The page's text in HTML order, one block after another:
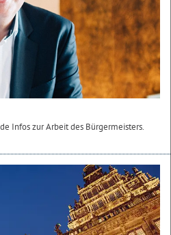
Infos zur Arbeit des Bürgermeisters.